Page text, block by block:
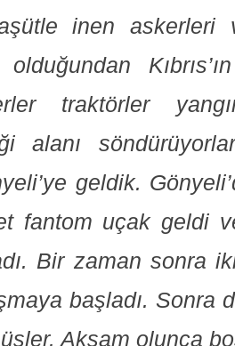
inen askerleri
traktörler
alanı
geldik.
fantom uçak geldi
Bir zaman sonra
başladı. Sonra
Akşam olunca